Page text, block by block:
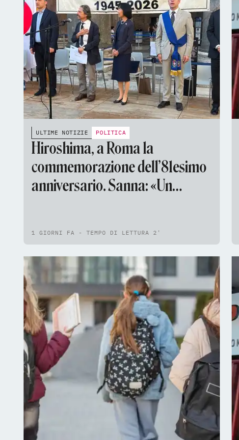
ULTIME NOTIZIE POLITICA
Hiroshima, a Roma la
commemorazione dell’81esimo
anniversario. Sanna: «Un
1 GIORNI FA - TEMPO DI LETTURA 2'